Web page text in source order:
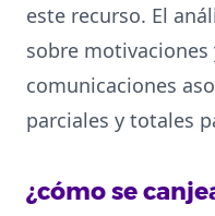
este recurso. El
sobre
comunicaciones
parciales y totales
¿cómo se